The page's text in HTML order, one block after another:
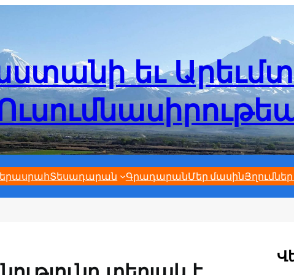
եւ
Տեսադարան ԳրադարանՄեր մասին